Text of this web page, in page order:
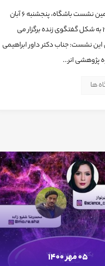
بیست و یکمین نشست باشگاه، پنجشنبه ۶ آبان
ماه، ساعت۱۹ به شکل گفتگوی زنده برگزار می
نشست: جناب دکتر داور ابراهیمی
پژوهشی انر...
ها
05 مهر 1400